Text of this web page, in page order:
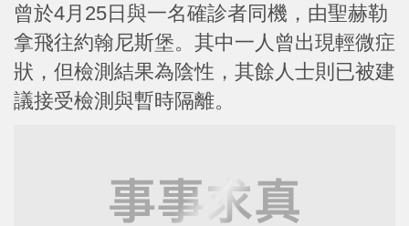
曾於4月25日與一名確診者同機，由聖赫勒
拿飛往約翰尼斯堡。其中一人曾出現輕微症
狀，但檢測結果為陰性，其餘人士則已被建
議接受檢測與暫時隔離。